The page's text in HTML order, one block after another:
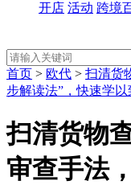
开店 活动 跨境
首页 > 欧代 > 扫清货
步解读法”，快速学
扫清货物
审查手法